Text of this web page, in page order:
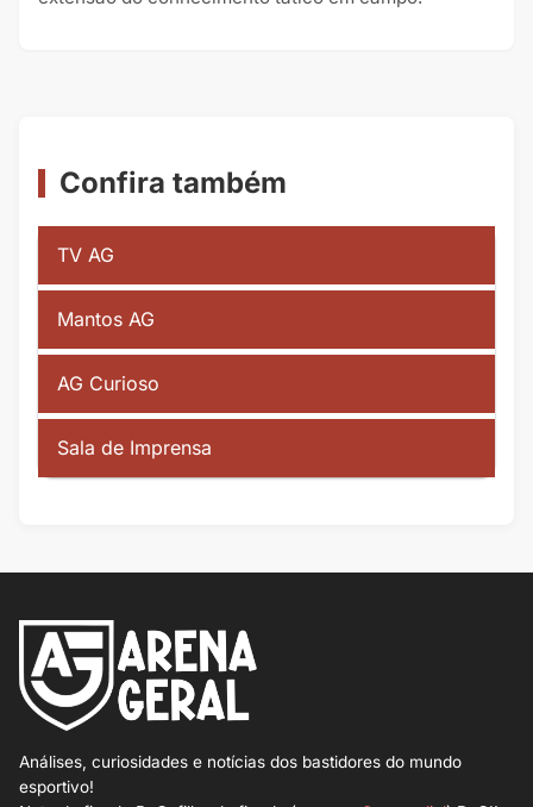
Confira também
TV AG
Mantos AG
AG Curioso
Sala de Imprensa
Análises, curiosidades e notícias dos bastidores do mundo
esportivo!